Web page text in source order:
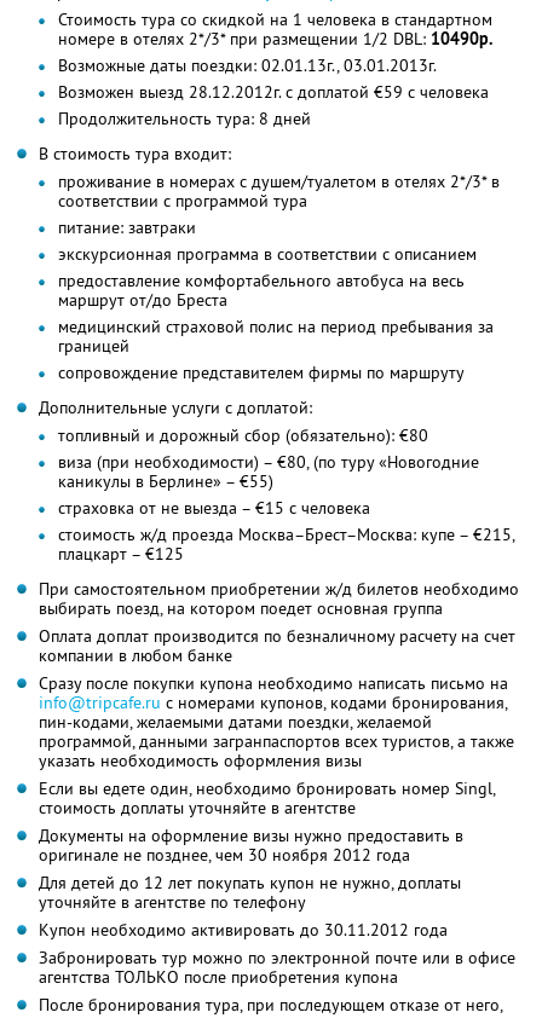
Стоимость тура со скидкой на 1 человека в стандартном
номере в отелях 2*/3* при размещении 1/2 DBL: 10490р.
Возможные даты поездки: 02.01.13г., 03.01.2013г.
Возможен выезд 28.12.2012г. с доплатой €59 с человека
Продолжительность тура: 8 дней
В стоимость тура входит:
проживание в номерах с душем/туалетом в отелях 2*/3* в
соответствии с программой тура
питание: завтраки
экскурсионная программа в соответствии с описанием
предоставление комфортабельного автобуса на весь
маршрут от/до Бреста
медицинский страховой полис на период пребывания за
границей
сопровождение представителем фирмы по маршруту
Дополнительные услуги с доплатой:
топливный и дорожный сбор (обязательно): €80
виза (при необходимости) – €80, (по туру «Новогодние
каникулы в Берлине» – €55)
страховка от не выезда – €15 с человека
стоимость ж/д проезда Москва–Брест–Москва: купе – €215,
плацкарт – €125
При самостоятельном приобретении ж/д билетов необходимо
выбирать поезд, на котором поедет основная группа
Оплата доплат производится по безналичному расчету на счет
компании в любом банке
Сразу после покупки купона необходимо написать письмо на
info@tripcafe.ru с номерами купонов, кодами бронирования,
пин-кодами, желаемыми датами поездки, желаемой
программой, данными загранпаспортов всех туристов, а также
указать необходимость оформления визы
Если вы едете один, необходимо бронировать номер Singl,
стоимость доплаты уточняйте в агентстве
Документы на оформление визы нужно предоставить в
оригинале не позднее, чем 30 ноября 2012 года
Для детей до 12 лет покупать купон не нужно, доплаты
уточняйте в агентстве по телефону
Купон необходимо активировать до 30.11.2012 года
Забронировать тур можно по электронной почте или в офисе
агентства ТОЛЬКО после приобретения купона
После бронирования тура, при последующем отказе от него,